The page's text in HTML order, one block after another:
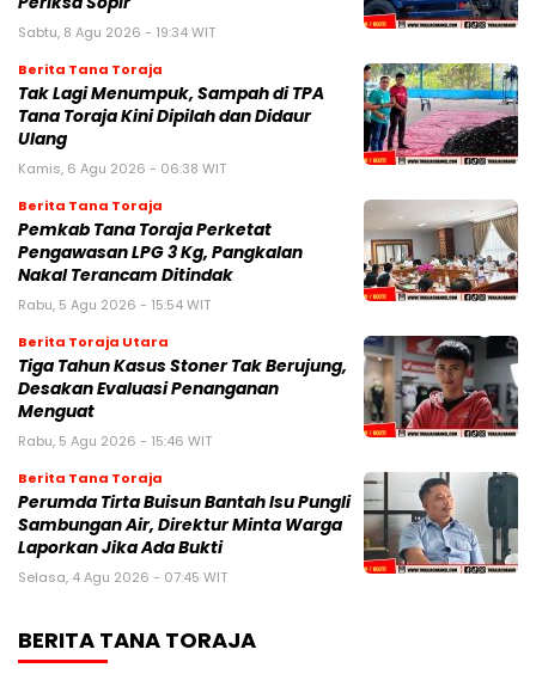
Sabtu, 8 Agu 2026 - 19:34 WIT
Berita Tana Toraja
Tak Lagi Menumpuk, Sampah di TPA
Tana Toraja Kini Dipilah dan Didaur
Ulang
Kamis, 6 Agu 2026 - 06:38 WIT
Berita Tana Toraja
Pemkab Tana Toraja Perketat
Pengawasan LPG 3 Kg, Pangkalan
Nakal Terancam Ditindak
Rabu, 5 Agu 2026 - 15:54 WIT
Berita Toraja Utara
Tiga Tahun Kasus Stoner Tak Berujung,
Desakan Evaluasi Penanganan
Menguat
Rabu, 5 Agu 2026 - 15:46 WIT
Berita Tana Toraja
Perumda Tirta Buisun Bantah Isu Pungli
Sambungan Air, Direktur Minta Warga
Laporkan Jika Ada Bukti
Selasa, 4 Agu 2026 - 07:45 WIT
BERITA TANA TORAJA